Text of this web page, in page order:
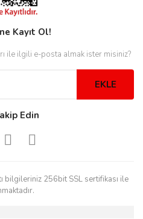
Kayıt Ol!
ile ilgili e-posta almak ister misiniz?
EKLE
Edin
bilgileriniz 256bit SSL sertifikası ile